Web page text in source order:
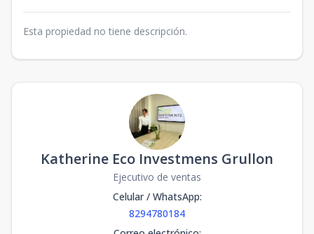
Esta propiedad no tiene descripción.
Katherine Eco Investmens Grullon
Ejecutivo de ventas
Celular / WhatsApp:
8294780184